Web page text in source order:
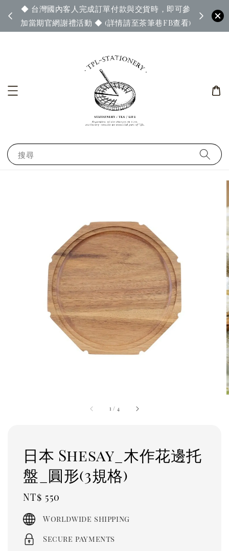
◆ 台灣國內客人完成訂單付款與交貨時，即可參
加當期官網謝禮活動 ◆ (詳情請至茶筆巷FB查看)
◆ 官
搜尋
1 / 4
日本 Shesay_木作花邊托
盤_圓形(3規格)
Regular
price
NT$ 550
Worldwide shipping
Secure payments